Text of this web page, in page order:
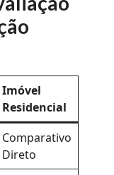
Imóvel
Residencial
Comparativo
Direto